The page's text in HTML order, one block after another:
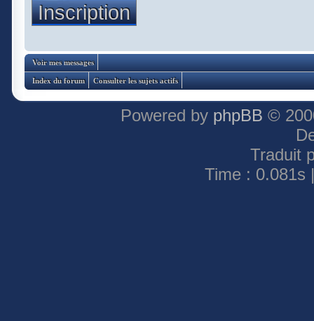
Inscription
Voir mes messages
Index du forum Consulter les sujets actifs
Powered by phpBB ©
Traduit
Time : 0.081s